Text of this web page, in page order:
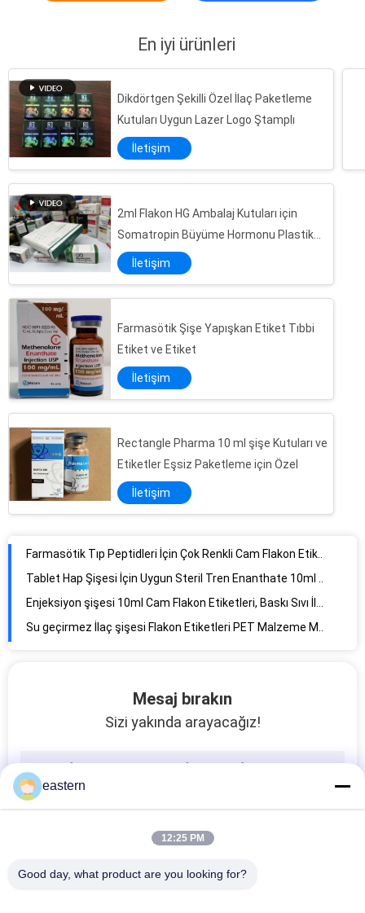
En iyi ürünleri
Dikdörtgen Şekilli Özel İlaç Paketleme
Kutuları Uygun Lazer Logo Ştamplı
İletişim
2ml Flakon HG Ambalaj Kutuları için
Somatropin Büyüme Hormonu Plastik
Tepsi
İletişim
Farmasötik Şişe Yapışkan Etiket Tıbbi
Etiket ve Etiket
İletişim
Rectangle Pharma 10 ml şişe Kutuları ve
Etiketler Eşsiz Paketleme için Özel
İletişim
Logo ile PET Güvenlik Anti Sahte Etiket Etiket Çok Kanallı Hologram Kod Baskı
Hap İlaç İlaç Ambalaj Kutusu Geri Dönüşümlü Kağıt Malzeme Ofset Baskı
4 Renkli Eczane Dağıtım Etiketleri İlaç Şişe Ambalajı için Kesilmiş Etiket
Kağıt Malzemesi 2Ml Cam Flakon Etiketleri, test Pharma Yapışkanlı Etiket Etiketleri
Enjeksiyon şişesi 10ml Cam Flakon Etiketleri, Baskı Sıvı İlaç Şişesi Etiketi
İlaç Tıp için Enjeksiyon Flakon Baskı Tıp Kağıt Kutusu
Mesaj bırakın
Sizi yakında arayacağız!
eastern
12:25 PM
Good day, what product are you looking for?